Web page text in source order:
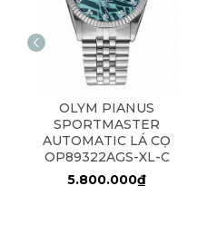
OLYM PIANUS
SPORTMASTER
AUTOMATIC LÁ CỌ
OP89322AGS-XL-C
5.800.000₫